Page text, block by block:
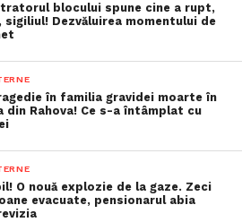
blocului spune cine a rupt,
Dezvăluirea momentului de
în familia gravidei moarte în
din Rahova! Ce s-a întâmplat cu
O nouă explozie de la gaze. Zeci
evacuate, pensionarul abia